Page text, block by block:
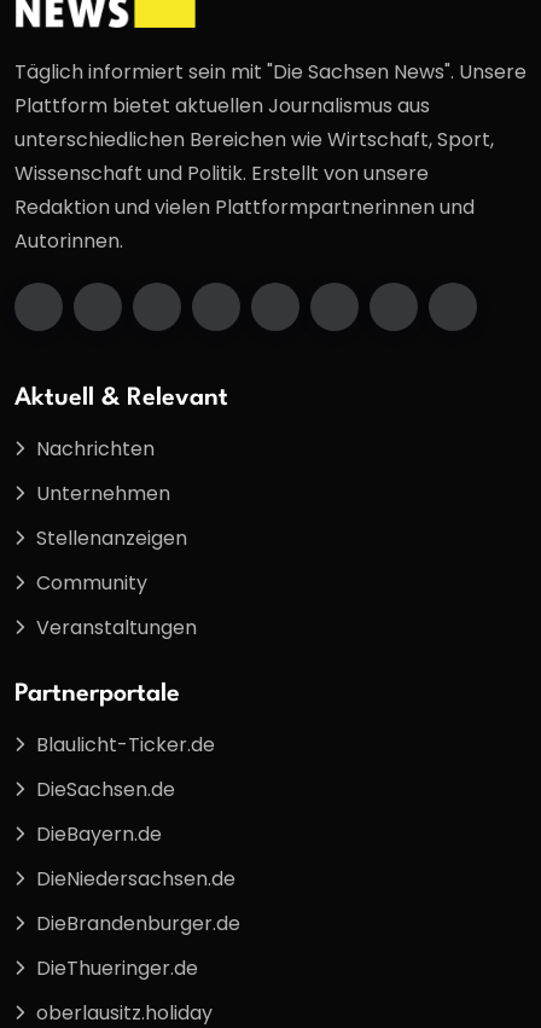
Täglich informiert sein mit "Die Sachsen News". Unsere
Plattform bietet aktuellen Journalismus aus
unterschiedlichen Bereichen wie Wirtschaft, Sport,
Wissenschaft und Politik. Erstellt von unsere
Redaktion und vielen Plattformpartnerinnen und
Autorinnen.
Aktuell & Relevant
Nachrichten
Unternehmen
Stellenanzeigen
Community
Veranstaltungen
Partnerportale
Blaulicht-Ticker.de
DieSachsen.de
DieBayern.de
DieNiedersachsen.de
DieBrandenburger.de
DieThueringer.de
oberlausitz.holiday